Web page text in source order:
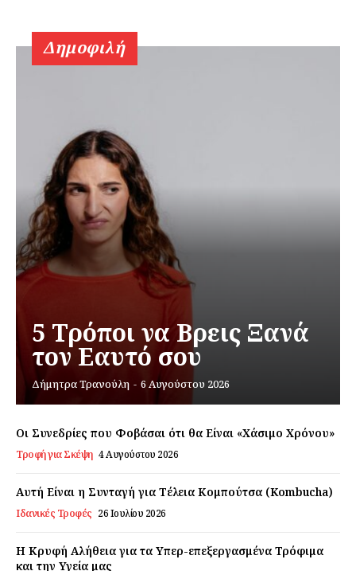
Εγγραφείτε τώρα!
Daily Food
Σχετικά με εμάς
Δημοφιλή
5 Τρόποι να Βρεις Ξανά
τον Εαυτό σου
Δήμητρα Τρανούλη - 6 Αυγούστου 2026
Οι Συνεδρίες που Φοβάσαι ότι θα Είναι «Χάσιμο Χρόνου»
Τροφή για Σκέψη 4 Αυγούστου 2026
Αυτή Είναι η Συνταγή για Τέλεια Κομπούτσα (Kombucha)
Ιδανικές Τροφές 26 Ιουλίου 2026
Η Κρυφή Αλήθεια για τα Υπερ-επεξεργασμένα Τρόφιμα
και την Υγεία μας